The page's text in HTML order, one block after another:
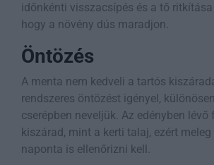
időnkénti visszacsípés és a tő
hogy a növény dús maradjon.
Öntözés
A menta nem kedveli a tartós
rendszeres öntözést igényel,
cserépben neveljük. Az edényben
kiszárad, mint a kerti talaj, ezért
naponta is ellenőrizni kell.